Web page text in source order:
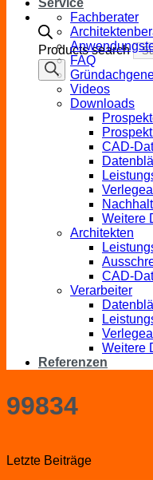
Products search
Service
Fachberater
FAQ
Videos
Downloads
CAD-
Weitere
Architekten
CAD-
Verarbeiter
Weitere
Referenzen
99834
Letzte Beiträge